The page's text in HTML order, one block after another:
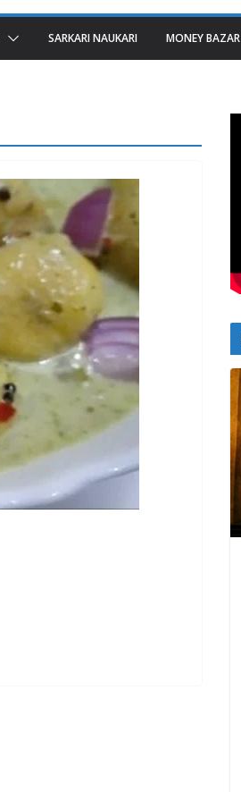
SARKARI NAUKARI MONEY BAZAR